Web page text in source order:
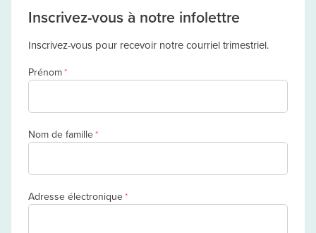
Inscrivez-vous à notre infolettre
Inscrivez-vous pour recevoir notre courriel trimestriel.
Prénom*
Nom de famille*
Adresse électronique*